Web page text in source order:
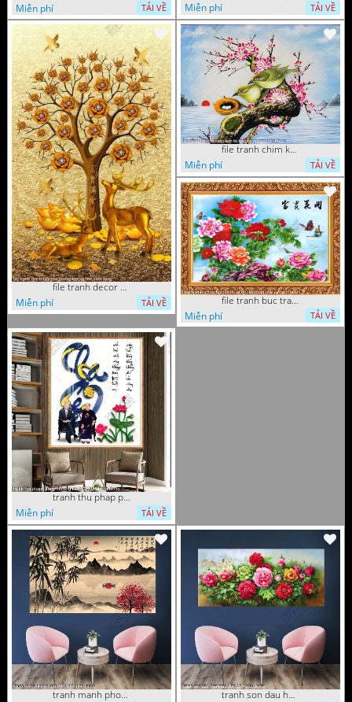
Miễn phí
TẢI VỀ
Miễn phí
TẢI VỀ
file tranh decor cay hoa hoang kim va con huoi vang
Miễn phí
TẢI VỀ
file tranh chim khuyen lam to tren canh cay nghe thuat
Miễn phí
TẢI VỀ
file tranh buc tranh nghe thuat nhung bong hoa va canh buom
Miễn phí
TẢI VỀ
tranh thu phap phong tho ong ba 23022023 hanh
Miễn phí
TẢI VỀ
tranh manh phong thuy 29112022 phu
tranh son dau hoa mau don 16 9 phu